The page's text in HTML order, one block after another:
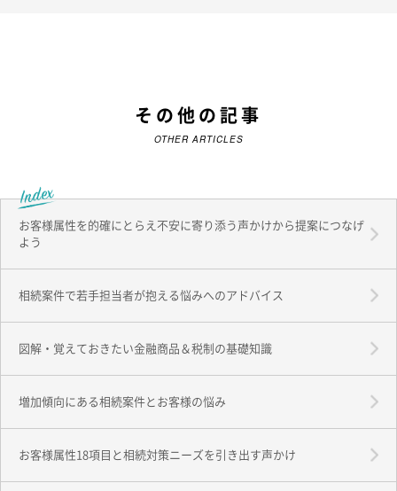
その他の記事
OTHER ARTICLES
お客様属性を的確にとらえ不安に寄り添う声かけから提案につなげ
よう
相続案件で若手担当者が抱える悩みへのアドバイス
図解・覚えておきたい金融商品＆税制の基礎知識
増加傾向にある相続案件とお客様の悩み
お客様属性18項目と相続対策ニーズを引き出す声かけ